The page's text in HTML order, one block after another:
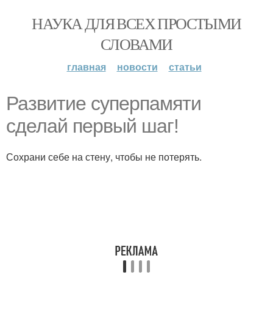
НАУКА ДЛЯ ВСЕХ ПРОСТЫМИ
СЛОВАМИ
главная новости статьи
Развитие суперпамяти
сделай первый шаг!
Сохрани себе на стену, чтобы не потерять.